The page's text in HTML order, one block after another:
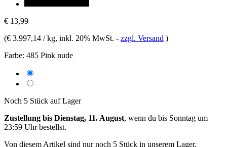
€ 13,99
(€ 3.997,14 / kg, inkl. 20% MwSt. - zzgl. Versand )
Farbe: 485 Pink nude
Noch 5 Stück auf Lager
Zustellung bis Dienstag, 11. August, wenn du bis Sonntag um
23:59 Uhrbestellst.
Von diesem Artikel sind nur noch 5 Stück in unserem Lager.